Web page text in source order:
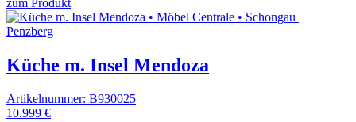
zum Produkt
Küche m. Insel Mendoza
Artikelnummer: B930025
10.999 €